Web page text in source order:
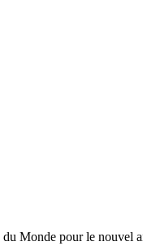
Monde pour le nouvel